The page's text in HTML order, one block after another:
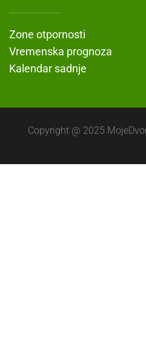
---------------------
Zone otpornosti
Vremenska prognoza
Kalendar sadnje
Copyright @ 2025